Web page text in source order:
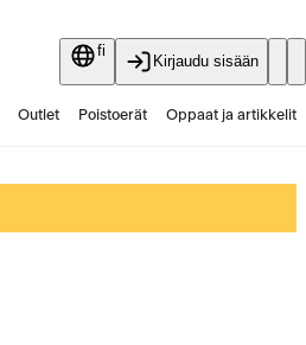
fi
Kirjaudu sisään
Outlet Poistoerät Oppaat ja artikkelit